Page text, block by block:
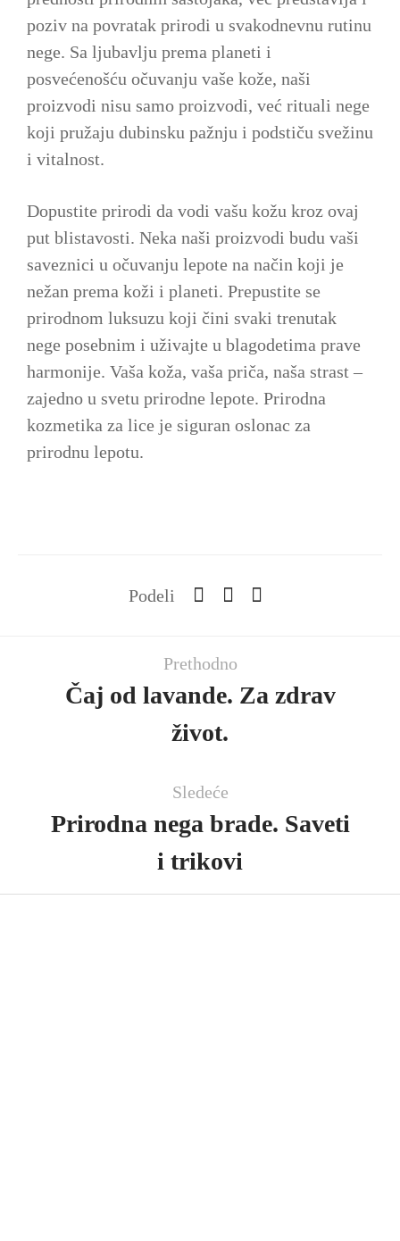
poziv na povratak prirodi u svakodnevnu rutinu
nege. Sa ljubavlju prema planeti i
posvećenošću očuvanju vaše kože, naši
proizvodi nisu samo proizvodi, već rituali nege
koji pružaju dubinsku pažnju i podstiču svežinu
i vitalnost.
Dopustite prirodi da vodi vašu kožu kroz ovaj
put blistavosti. Neka naši proizvodi budu vaši
saveznici u očuvanju lepote na način koji je
nežan prema koži i planeti. Prepustite se
prirodnom luksuzu koji čini svaki trenutak
nege posebnim i uživajte u blagodetima prave
harmonije. Vaša koža, vaša priča, naša strast –
zajedno u svetu prirodne lepote. Prirodna
kozmetika za lice je siguran oslonac za
prirodnu lepotu.
Podeli
Prethodno
Čaj od lavande. Za zdrav
život.
Sledeće
Prirodna nega brade. Saveti
i trikovi